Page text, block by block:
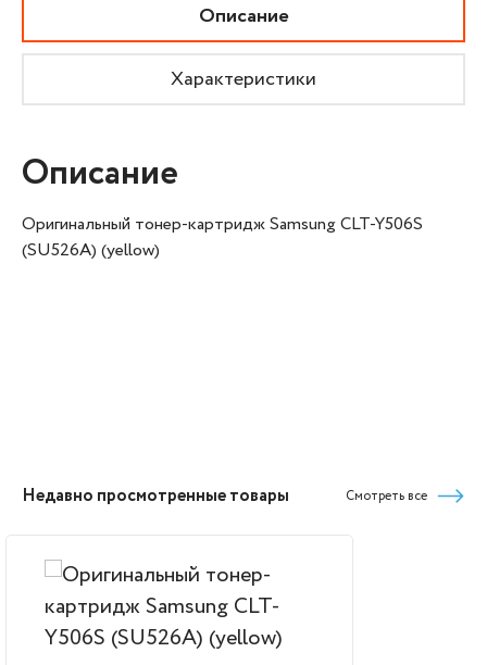
Описание
Характеристики
Описание
Оригинальный тонер-картридж Samsung CLT-Y506S
(SU526A) (yellow)
Недавно просмотренные товары Смотреть все